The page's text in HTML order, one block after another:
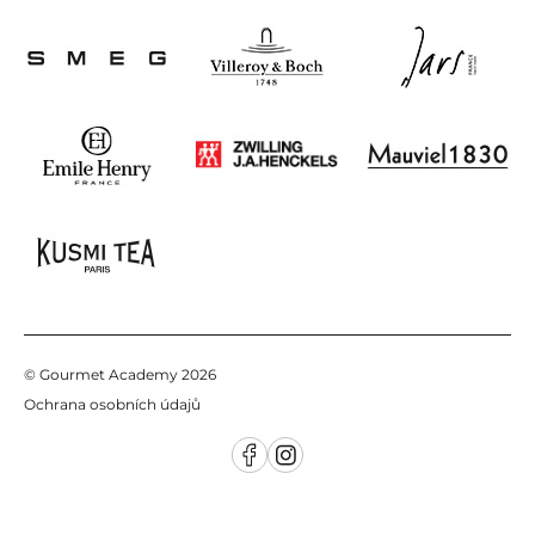
tel:
+420 725 855 200
info@gourmetacademy.cz
© Gourmet Academy 2026
Ochrana osobních údajů